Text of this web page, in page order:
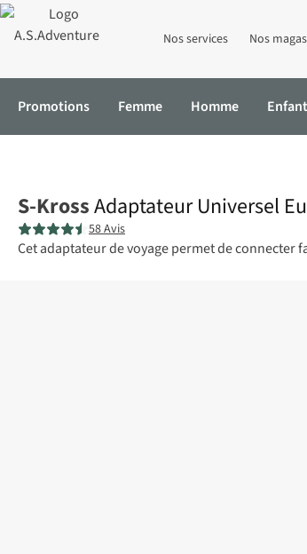
Nos services Nos
Promotions Femme Homme Enfant
S-KrossAdaptateur Universel
58 Avis
Cet adaptateur de voyage permet de connecter